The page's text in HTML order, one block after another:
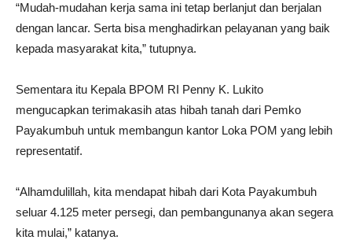
“Mudah-mudahan kerja sama ini tetap berlanjut dan berjalan
dengan lancar. Serta bisa menghadirkan pelayanan yang baik
kepada masyarakat kita,” tutupnya.
Sementara itu Kepala BPOM RI Penny K. Lukito
mengucapkan terimakasih atas hibah tanah dari Pemko
Payakumbuh untuk membangun kantor Loka POM yang lebih
representatif.
“Alhamdulillah, kita mendapat hibah dari Kota Payakumbuh
seluar 4.125 meter persegi, dan pembangunanya akan segera
kita mulai,” katanya.